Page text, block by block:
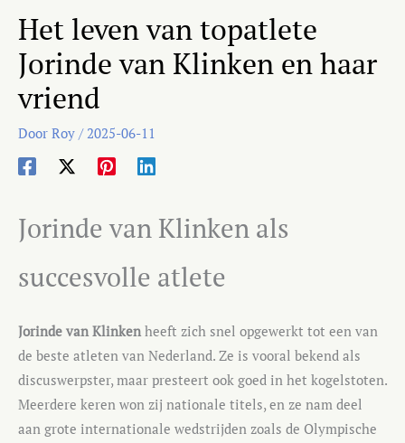
Het leven van topatlete
Jorinde van Klinken en haar
vriend
Door Roy /2025-06-11
Jorinde van Klinken als
succesvolle atlete
Jorinde van Klinken heeft zich snel opgewerkt tot een van
de beste atleten van Nederland. Ze is vooral bekend als
discuswerpster, maar presteert ook goed in het kogelstoten.
Meerdere keren won zij nationale titels, en ze nam deel
aan grote internationale wedstrijden zoals de Olympische